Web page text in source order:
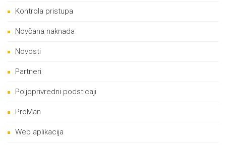
Kontrola pristupa
Novčana naknada
Novosti
Partneri
Poljoprivredni podsticaji
ProMan
Web aplikacija